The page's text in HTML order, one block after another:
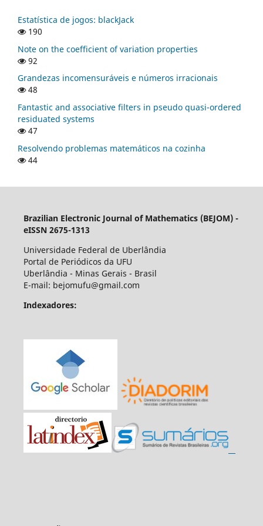
Estatística de jogos: blackJack
190
Note on the coefficient of variation properties
92
Grandezas incomensuráveis e números irracionais
48
Fantastic and associative filters in pseudo quasi-ordered
residuated systems
47
Resolvendo problemas matemáticos na cozinha
44
Brazilian Electronic Journal of Mathematics (BEJOM) -
eISSN 2675-1313
Universidade Federal de Uberlândia
Portal de Periódicos da UFU
Uberlândia - Minas Gerais - Brasil
E-mail: bejomufu@gmail.com
Indexadores: